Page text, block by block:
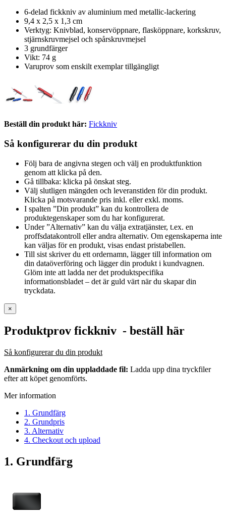
6-delad fickkniv av aluminium med metallic-lackering
9,4 x 2,5 x 1,3 cm
Verktyg: Knivblad, konservöppnare, flasköppnare, korkskruv,
stjärnskruvmejsel och spårskruvmejsel
3 grundfärger
Vikt: 74 g
Varuprov som enskilt exemplar tillgängligt
Beställ din produkt här: Fickkniv
Så konfigurerar du din produkt
Följ bara de angivna stegen och välj en produktfunktion
genom att klicka på den.
Gå tillbaka: klicka på önskat steg.
Välj slutligen mängden och leveranstiden för din produkt.
Klicka på motsvarande pris inkl. eller exkl. moms.
I spalten ”Din produkt” kan du kontrollera de
produktegenskaper som du har konfigurerat.
Under ”Alternativ” kan du välja extratjänster, t.ex. en
proffsdatakontroll eller andra alternativ. Om egenskaperna inte
kan väljas för en produkt, visas endast pristabellen.
Till sist skriver du ett ordernamn, lägger till information om
din dataöverföring och lägger din produkt i kundvagnen.
Glöm inte att ladda ner det produktspecifika
informationsbladet – det är guld värt när du skapar din
tryckdata.
×
Produktprov fickkniv - beställ här
Så konfigurerar du din produkt
Anmärkning om din uppladdade fil: Ladda upp dina tryckfiler
efter att köpet genomförts.
Mer information
1. Grundfärg
2. Grundpris
3. Alternativ
4. Checkout och upload
1. Grundfärg